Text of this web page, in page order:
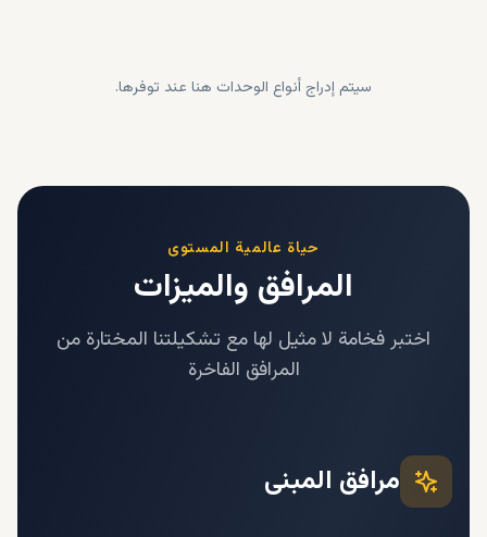
سيتم إدراج أنواع الوحدات هنا عند توفرها.
حياة عالمية المستوى
المرافق والميزات
اختبر فخامة لا مثيل لها مع تشكيلتنا المختارة من
المرافق الفاخرة
مرافق المبنى